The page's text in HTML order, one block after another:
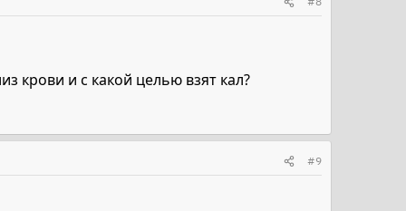
крови и с какой целью взят кал?
#9